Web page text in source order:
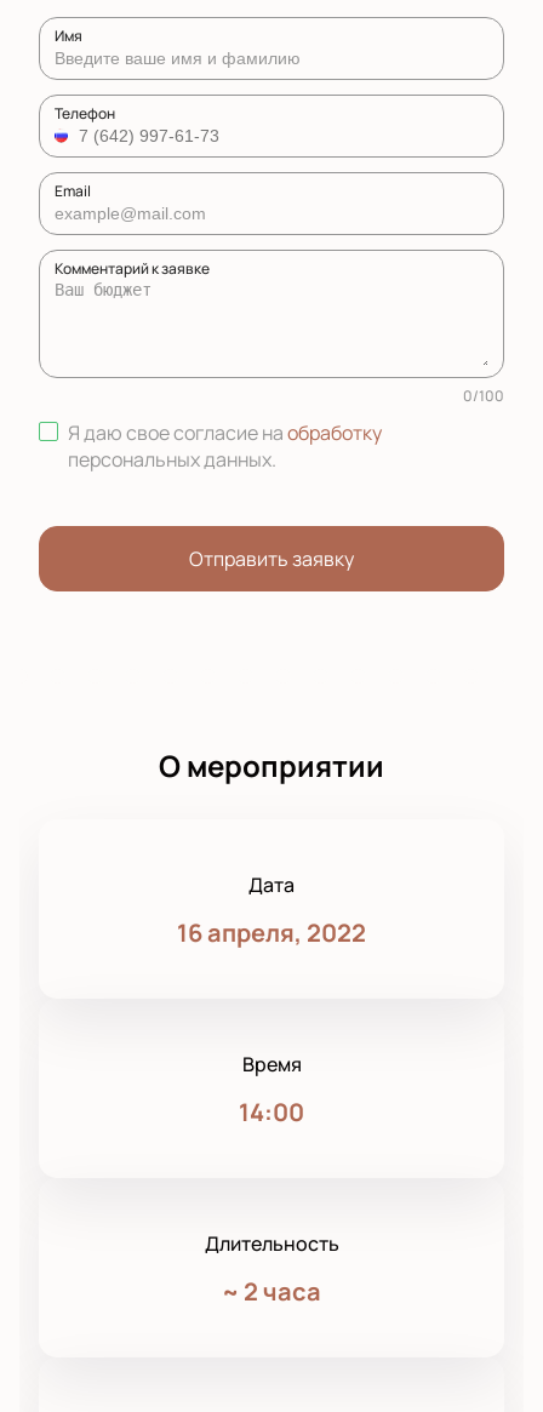
Имя
Телефон
Email
Комментарий к заявке
0/100
Я даю свое согласие наобработку
персональных данных.
Отправить заявку
О мероприятии
Дата
16 апреля, 2022
Время
14:00
Длительность
~ 2 часа